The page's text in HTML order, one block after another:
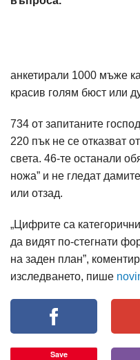
анкетирали 1000 мъже
красив голям бюст или
734 от запитаните
220 пък не се отказват
света. 46-те останали
ножа” и не гледат
или отзад.
„Цифрите са
да видят по-стегнати
на заден план”,
изследването, пише
Save